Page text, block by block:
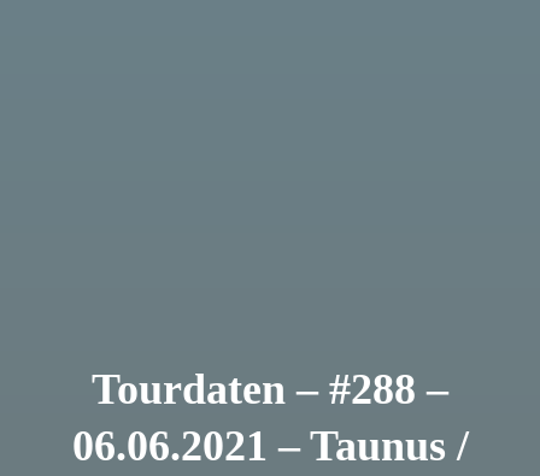
Tourdaten – #288 –
06.06.2021 – Taunus /